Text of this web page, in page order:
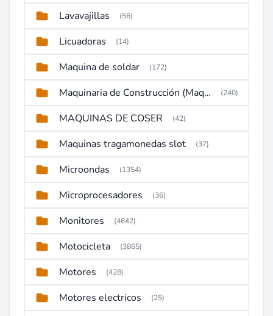
Lavavajillas (56)
Licuadoras (14)
Maquina de soldar (172)
Maquinaria de Construcción (Maquinaria Pesada) (240)
MAQUINAS DE COSER (42)
Maquinas tragamonedas slot (37)
Microondas (1354)
Microprocesadores (36)
Monitores (4642)
Motocicleta (3865)
Motores (428)
Motores electricos (25)